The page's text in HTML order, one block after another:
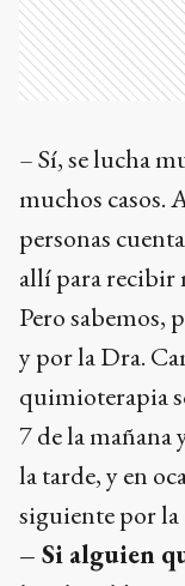
– Sí, se lucha
muchos casos.
personas
allí para recibir
Pero sabemos,
y por la Dra.
quimioterapia
7 de la mañana
la tarde, y en
siguiente por la
– Si alguien